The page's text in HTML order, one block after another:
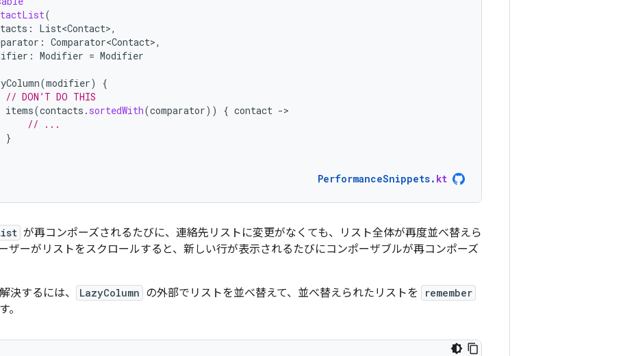
(
: List<Contact>,
: Comparator<Contact>,
: Modifier = Modifier
(modifier)
{
// DON’T DO THIS
items(contacts . sortedWith(comparator)) { contact -
// ...
}
PerformanceSnippets. kt
が再コンポーズされるたびに、連絡先リストに変更がなくても、リスト全体が再度並べ替えら
ザーがリストをスクロールすると、新しい行が表示されるたびにコンポーザブルが再コンポーズ
決するには、
LazyColumn の外部でリストを並べ替えて、並べ替えられたリストを remember
。